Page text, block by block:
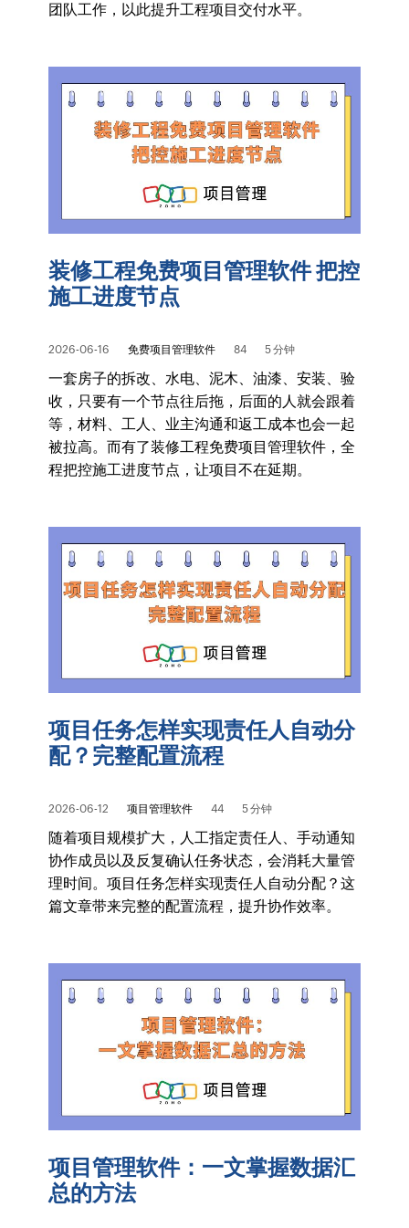
团队工作，以此提升工程项目交付水平。
装修工程免费项目管理软件 把控
施工进度节点
2026-06-16 免费项目管理软件 84 5 分钟
一套房子的拆改、水电、泥木、油漆、安装、验
收，只要有一个节点往后拖，后面的人就会跟着
等，材料、工人、业主沟通和返工成本也会一起
被拉高。而有了装修工程免费项目管理软件，全
程把控施工进度节点，让项目不在延期。
项目任务怎样实现责任人自动分
配？完整配置流程
2026-06-12 项目管理软件 44 5 分钟
随着项目规模扩大，人工指定责任人、手动通知
协作成员以及反复确认任务状态，会消耗大量管
理时间。项目任务怎样实现责任人自动分配？这
篇文章带来完整的配置流程，提升协作效率。
项目管理软件：一文掌握数据汇
总的方法